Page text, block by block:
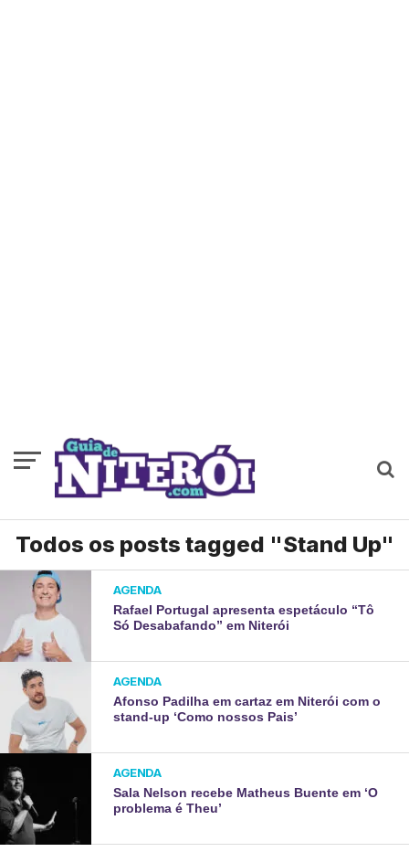
Todos os posts tagged "Stand Up"
AGENDA
Rafael Portugal apresenta espetáculo “Tô
Só Desabafando” em Niterói
AGENDA
Afonso Padilha em cartaz em Niterói com o
stand-up ‘Como nossos Pais’
AGENDA
Sala Nelson recebe Matheus Buente em ‘O
problema é Theu’